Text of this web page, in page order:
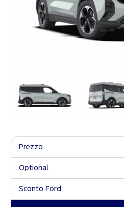
Prezzo
Optional
Sconto Ford